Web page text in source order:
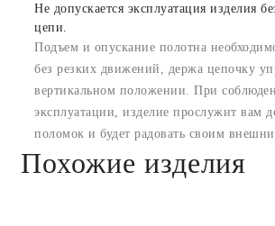
Не допускается эксплуатация изделия
цепи.
Подъем и опускание полотна
без резких движений, держа цепочку
вертикальном положении. При
эксплуатации, изделие прослужит вам
поломок и будет радовать своим
Похожие изделия